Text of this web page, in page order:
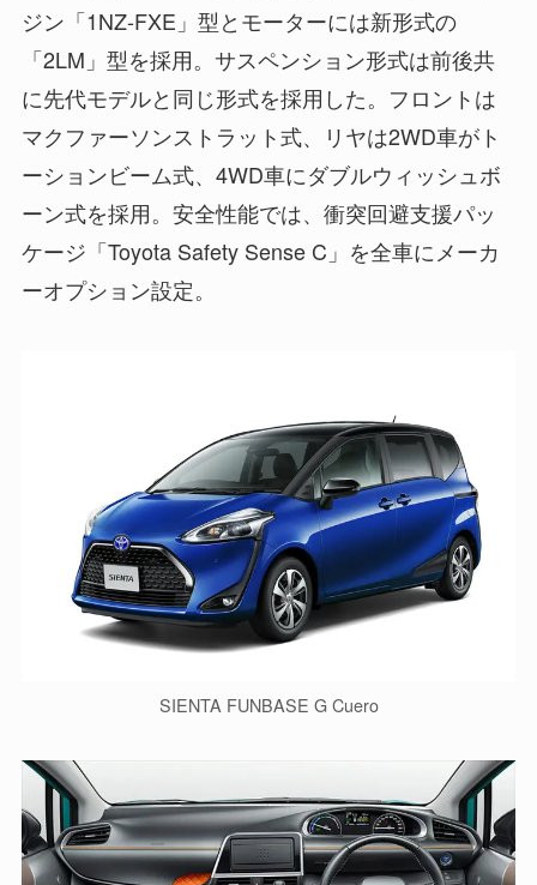
ジン「1NZ-FXE」型とモーターには新形式の
「2LM」型を採用。サスペンション形式は前後共
に先代モデルと同じ形式を採用した。フロントは
マクファーソンストラット式、リヤは2WD車がト
ーションビーム式、4WD車にダブルウィッシュボ
ーン式を採用。安全性能では、衝突回避支援パッ
ケージ「Toyota Safety Sense C」を全車にメーカ
ーオプション設定。
SIENTA FUNBASE G Cuero